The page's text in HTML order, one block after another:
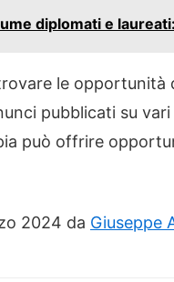
diplomati e
le
pubblicati su
può offrire
2024 da Giuseppe